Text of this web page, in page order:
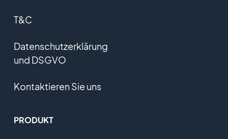
T&C
Datenschutzerklärung
und DSGVO
Kontaktieren Sie uns
PRODUKT